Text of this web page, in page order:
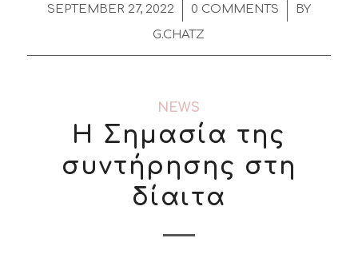
SEPTEMBER 27, 2022
/ 0 COMMENTS
/
BY
G.CHATZ
NEWS
Η Σημασία της
συντήρησης στη
δίαιτα